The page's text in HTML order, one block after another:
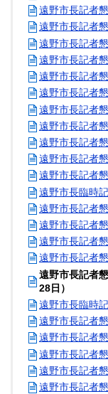
遠野市長記者
遠野市長記者
遠野市長記者
遠野市長記者
遠野市長記者
遠野市長記者
遠野市長記者
遠野市長記者
遠野市長記者
遠野市長記者
遠野市長記者
遠野市長臨時
遠野市長記者
遠野市長記者
遠野市長記者
遠野市長記者
遠野市長記者
28日）
遠野市長臨時
遠野市長記者
遠野市長記者
遠野市長記者
遠野市長記者
遠野市長記者